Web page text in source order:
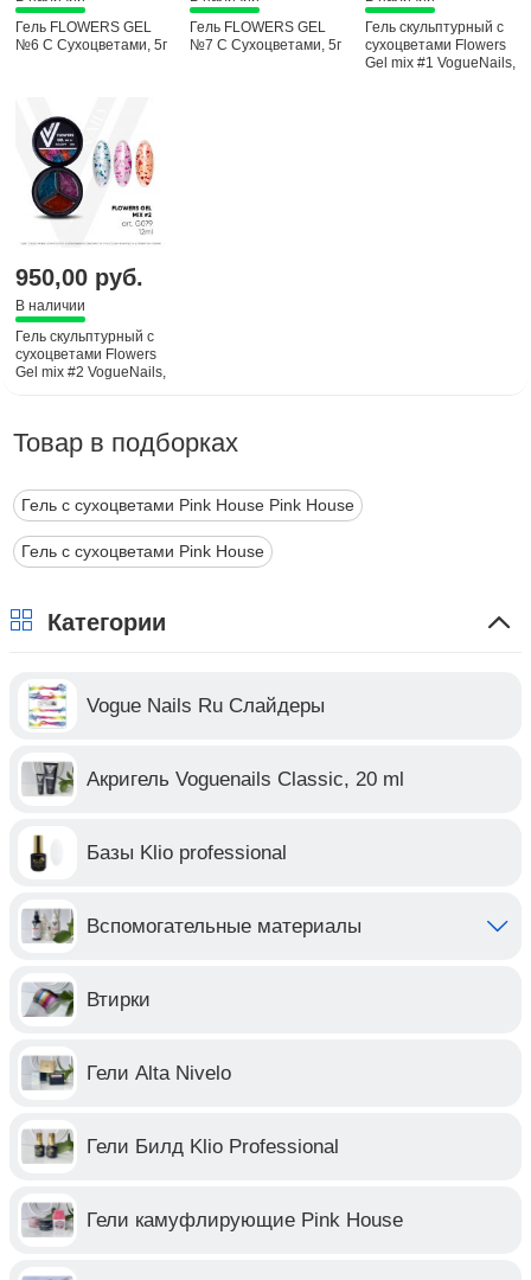
Гель FLOWERS GEL
№6 С Сухоцветами, 5г
Гель FLOWERS GEL
№7 С Сухоцветами, 5г
Гель скульптурный с
сухоцветами Flowers
Gel mix #1 VogueNails,
950,00 руб.
В наличии
Гель скульптурный с
сухоцветами Flowers
Gel mix #2 VogueNails,
Товар в подборках
Гель с сухоцветами Pink House Pink House
Гель с сухоцветами Pink House
Категории
Vogue Nails Ru Слайдеры
Акригель Voguenails Classic, 20 ml
Базы Klio professional
Вспомогательные материалы
Втирки
Гели Alta Nivelo
Гели Билд Klio Professional
Гели камуфлирующие Pink House